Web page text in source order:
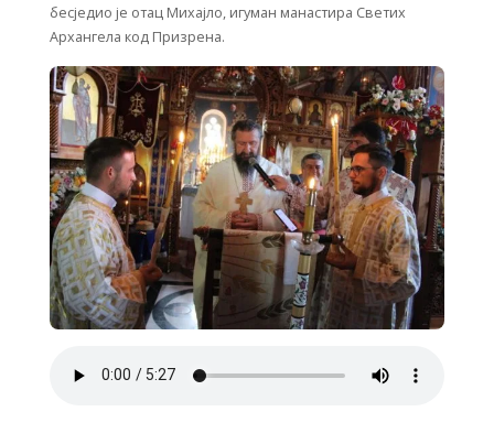
бесједио је отац Михајло, игуман манастира Светих
Архангела код Призрена.